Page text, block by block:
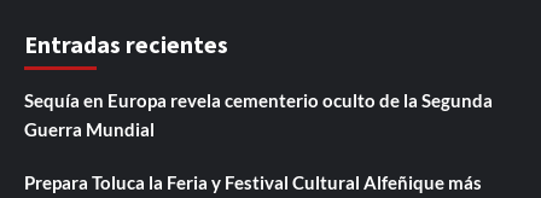
Entradas recientes
Sequía en Europa revela cementerio oculto de la Segunda
Guerra Mundial
Prepara Toluca la Feria y Festival Cultural Alfeñique más